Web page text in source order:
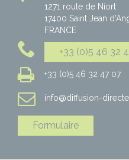
1271 route de Niort
17400 Saint Jean
FRANCE
+33 (0)5 46 32
+33 (0)5 46 32 47 07
info@diffusion-
Formulaire